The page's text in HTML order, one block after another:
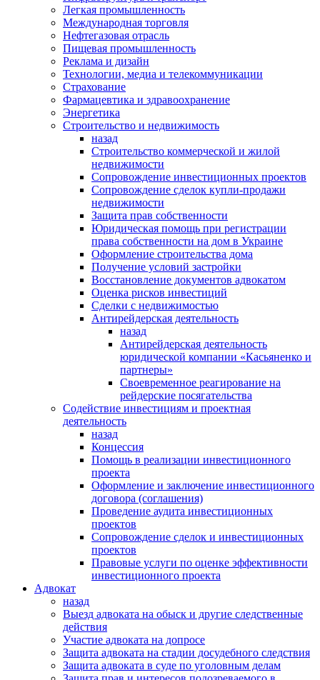
Легкая промышленность
Международная торговля
Нефтегазовая отрасль
Пищевая промышленность
Реклама и дизайн
Технологии, медиа и телекоммуникации
Страхование
Фармацевтика и здравоохранение
Энергетика
Строительство и недвижимость
назад
Строительство коммерческой и жилой
недвижимости
Сопровождение инвестиционных проектов
Сопровождение сделок купли-продажи
недвижимости
Защита прав собственности
Юридическая помощь при регистрации
права собственности на дом в Украине
Оформление строительства дома
Получение условий застройки
Восстановление документов адвокатом
Оценка рисков инвестиций
Сделки с недвижимостью
Антирейдерская деятельность
назад
Антирейдерская деятельность
юридической компании «Касьяненко и
партнеры»
Своевременное реагирование на
рейдерские посягательства
Содействие инвестициям и проектная
деятельность
назад
Концессия
Помощь в реализации инвестиционного
проекта
Оформление и заключение инвестиционного
договора (соглашения)
Проведение аудита инвестиционных
проектов
Сопровождение сделок и инвестиционных
проектов
Правовые услуги по оценке эффективности
инвестиционного проекта
Адвокат
назад
Выезд адвоката на обыск и другие следственные
действия
Участие адвоката на допросе
Защита адвоката на стадии досудебного следствия
Защита адвоката в суде по уголовным делам